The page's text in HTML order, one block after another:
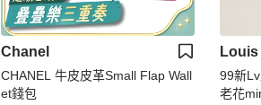
Chanel
CHANEL 牛皮皮革Small Flap Wall
et錢包
99新Lv路易
老花